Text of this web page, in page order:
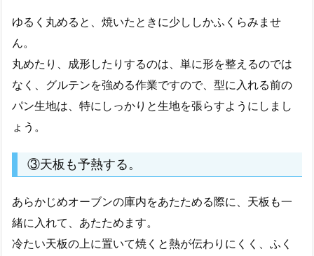
ゆるく丸めると、焼いたときに少ししかふくらみませ
ん。
丸めたり、成形したりするのは、単に形を整えるのでは
なく、グルテンを強める作業ですので、型に入れる前の
パン生地は、特にしっかりと生地を張らすようにしまし
ょう。
③天板も予熱する。
あらかじめオーブンの庫内をあたためる際に、天板も一
緒に入れて、あたためます。
冷たい天板の上に置いて焼くと熱が伝わりにくく、ふく